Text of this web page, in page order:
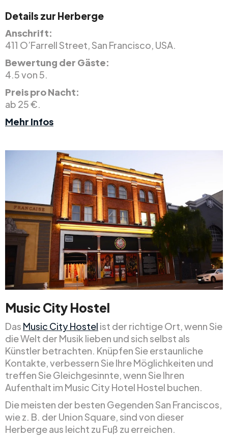
Details zur Herberge
Anschrift:
411 O’Farrell Street, San Francisco, USA.
Bewertung der Gäste:
4.5 von 5.
Preis pro Nacht:
ab 25 €.
Mehr Infos
Music City Hostel
Das Music City Hostel ist der richtige Ort, wenn Sie
die Welt der Musik lieben und sich selbst als
Künstler betrachten. Knüpfen Sie erstaunliche
Kontakte, verbessern Sie Ihre Möglichkeiten und
treffen Sie Gleichgesinnte, wenn Sie Ihren
Aufenthalt im Music City Hotel Hostel buchen.
Die meisten der besten Gegenden San Franciscos,
wie z. B. der Union Square, sind von dieser
Herberge aus leicht zu Fuß zu erreichen.